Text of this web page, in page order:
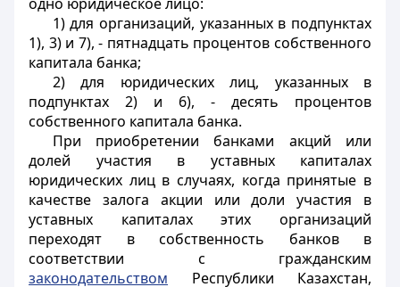
1) для организаций, указанных в подпунктах
1), 3) и 7), - пятнадцать процентов собственного
капитала банка;
2) для юридических лиц, указанных в
подпунктах 2) и 6), - десять процентов
собственного капитала банка.
При приобретении банками акций или
долей участия в уставных капиталах
юридических лиц в случаях, когда принятые в
качестве залога акции или доли участия в
уставных капиталах этих организаций
переходят в собственность банков в
соответствии с гражданским
законодательством Республики Казахстан,